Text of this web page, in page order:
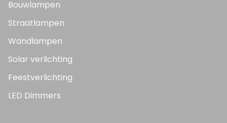
Bouwlampen
Straatlampen
Wandlampen
Solar verlichting
Feestverlichting
LED Dimmers